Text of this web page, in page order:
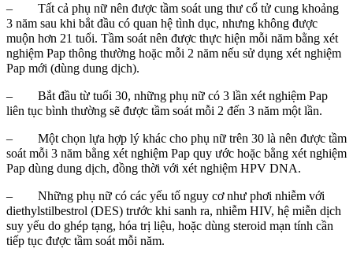
– Tất cả phụ nữ nên được tầm soát ung thư cổ tử cung khoảng
3 năm sau khi bắt đầu có quan hệ tình dục, nhưng không được
muộn hơn 21 tuổi. Tầm soát nên được thực hiện mỗi năm bằng xét
nghiệm Pap thông thường hoặc mỗi 2 năm nếu sử dụng xét nghiệm
Pap mới (dùng dung dịch).
– Bắt đầu từ tuổi 30, những phụ nữ có 3 lần xét nghiệm Pap
liên tục bình thường sẽ được tầm soát mỗi 2 đến 3 năm một lần.
– Một chọn lựa hợp lý khác cho phụ nữ trên 30 là nên được tầm
soát mỗi 3 năm bằng xét nghiệm Pap quy ước hoặc bằng xét nghiệm
Pap dùng dung dịch, đồng thời với xét nghiệm HPV DNA.
– Những phụ nữ có các yếu tố nguy cơ như phơi nhiễm với
diethylstilbestrol (DES) trước khi sanh ra, nhiễm HIV, hệ miễn dịch
suy yếu do ghép tạng, hóa trị liệu, hoặc dùng steroid mạn tính cần
tiếp tục được tầm soát mỗi năm.